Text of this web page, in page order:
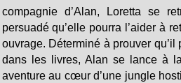
compagnie d’Alan, Loretta se
persuadé qu’elle pourra l’aider à
ouvrage. Déterminé à prouver
dans les livres, Alan se lance à
aventure au cœur d’une jungle